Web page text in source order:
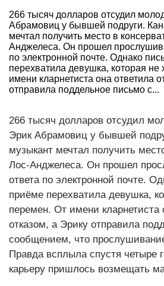
266 тысяч долларов отсудил
Абрамовиц у бывшей подруги.
мечтал получить место в
Анджелеса. Он прошел
по электронной почте. Однако
перехватила девушка, которая не
имени кларнетиста она ответила
отправила поддельное письмо с...
266 тысяч долларов отсудил
Эрик Абрамовиц у бывшей
музыкант мечтал получить
Лос-Анджелеса. Он прошел
ответа по электронной почте.
приёме перехватила девушка,
перемен. От имени кларнетиста
отказом, а Эрику отправила
сообщением, что
Правда всплыла спустя четыре
карьеру пришлось возмещать